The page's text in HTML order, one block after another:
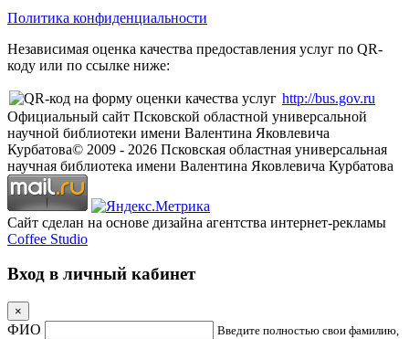
Политика конфиденциальности
Независимая оценка качества предоставления услуг по QR-
коду или по ссылке ниже:
http://bus.gov.ru
Официальный сайт Псковской областной универсальной
научной библиотеки имени Валентина Яковлевича
Курбатова© 2009 - 2026 Псковская областная универсальная
научная библиотека имени Валентина Яковлевича Курбатова
Сайт сделан на основе дизайна агентства интернет-рекламы
Coffee Studio
Вход в личный кабинет
×
ФИО
Введите полностью свои фамилию,